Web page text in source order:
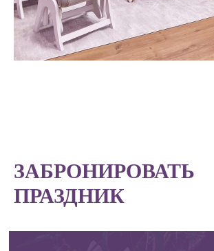
ЗАБРОНИРОВАТЬ
ПРАЗДНИК